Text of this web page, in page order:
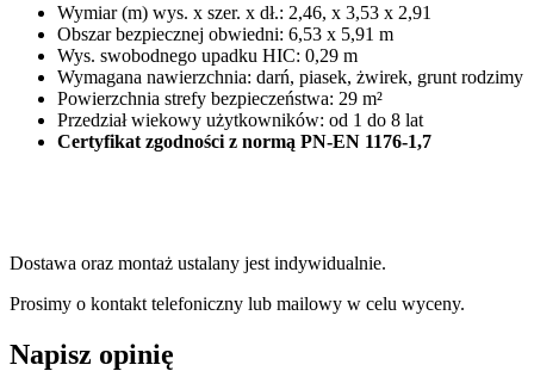
Wymiar (m) wys. x szer. x dł.: 2,46, x 3,53 x 2,91
Obszar bezpiecznej obwiedni: 6,53 x 5,91 m
Wys. swobodnego upadku HIC: 0,29 m
Wymagana nawierzchnia: darń, piasek, żwirek, grunt rodzimy
Powierzchnia strefy bezpieczeństwa: 29 m²
Przedział wiekowy użytkowników: od 1 do 8 lat
Certyfikat zgodności z normą PN-EN 1176-1,7
Dostawa oraz montaż ustalany jest indywidualnie.
Prosimy o kontakt telefoniczny lub mailowy w celu wyceny.
Napisz opinię